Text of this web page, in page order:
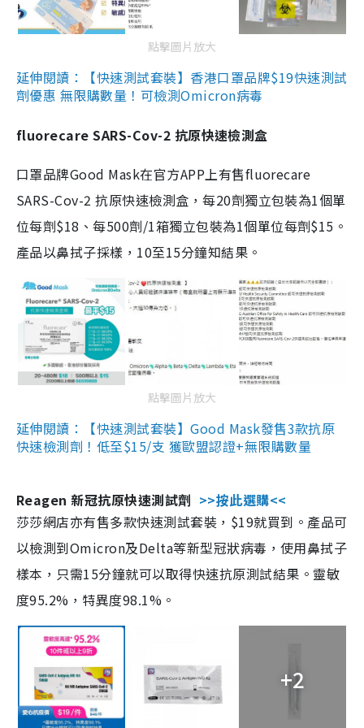
點擊圖片放大
延伸閱讀：【快速測試套裝】香港口罩品牌$19快速測試
劑優惠 無限購數量！可檢測Omicron病毒
fluorecare SARS-Cov-2 抗原快速檢測盒
口罩品牌Good Mask在官方APP上有售fluorecare
SARS-Cov-2 抗原快速檢測盒，每20劑獨立包裝為1個單
位每劑$18、每500劑/1箱獨立包裝為1個單位每劑$15。
產品以鼻拭子採樣，10至15分鐘知結果。
點擊圖片放大
延伸閱讀：【快速測試套裝】Good Mask發售3款抗原
快速檢測劑！低至$15/支 獲歐盟認證+無限購數量
Reagen 新冠抗原快速測試劑 >>按此選購<<
莎莎網店亦有售多款快速測試套裝，$19就買到。產品可
以檢測到Omicron及Delta等新型冠狀病毒，使用鼻拭子
樣本，只需15分鐘就可以取得快速抗原測試結果。靈敏
度95.2%，特異度98.1%。
+2